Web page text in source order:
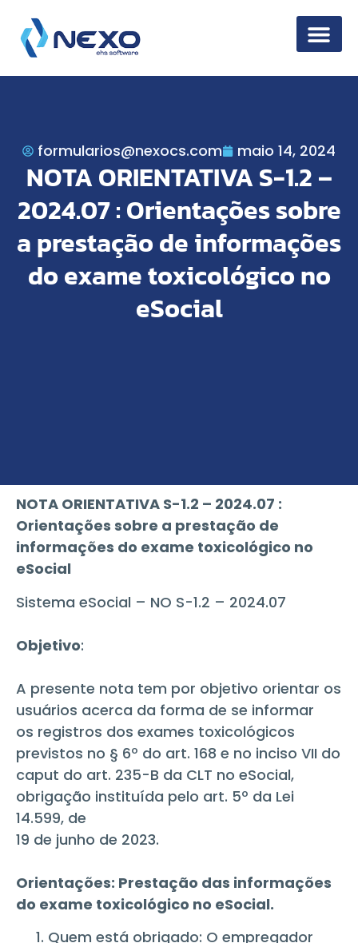
formularios@nexocs.com maio 14, 2024
NOTA ORIENTATIVA S-1.2 –
2024.07 : Orientações sobre
a prestação de informações
do exame toxicológico no
eSocial
NOTA ORIENTATIVA S-1.2 – 2024.07 :
Orientações sobre a prestação de
informações do exame toxicológico no
eSocial
Sistema eSocial – NO S-1.2 – 2024.07
Objetivo:
A presente nota tem por objetivo orientar os
usuários acerca da forma de se informar
os registros dos exames toxicológicos
previstos no § 6º do art. 168 e no inciso VII do
caput do art. 235-B da CLT no eSocial,
obrigação instituída pelo art. 5º da Lei
14.599, de
19 de junho de 2023.
Orientações: Prestação das informações
do exame toxicológico no eSocial.
Quem está obrigado: O empregador